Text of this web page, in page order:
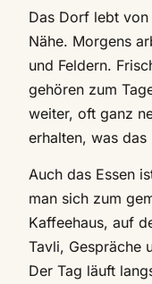
Das Dorf lebt
Nähe. Morgens
und Feldern.
gehören zum
weiter, oft ganz
erhalten, was
Auch das Essen
man sich zum
Kaffeehaus, auf
Tavli, Gespräche
Der Tag läuft